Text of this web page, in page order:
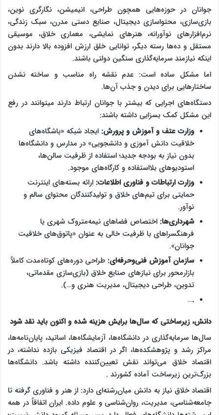
جوانان در حوزه‌هایی همچون طراحی، انیمیشن، نگارگری نوین،
بازی‌سازی، محتواسازی دیجیتال، صنایع دستی مدرن، سبک زندگی،
نرم‌افزارهای نوآورانه، هنرهای نمایشی، معماری خلاق، موسیقی
مستقل و ده‌ها رسته دیگر، توانایی خلق ارزش افزوده بالا دارند بدون
اینکه نیازمند سرمایه‌گذاری سنگین دولتی باشند.
اما مشکل ساده است: عدم نقشه راه مناسب و ساخته نشدن
ساختارهایی برای دیدن و جذب آن‌ها.
دستگاه‌های اجرایی که بیشتر با جوانان ارتباط دارند میتوانند در رفع
این مشکل کمک بسزایی داشته باشند:
وزارت عتف و آموزش و پرورش: ایجاد شبکه «باشگاه‌های
خلاقیت دانش آموزی و دانشجویی» در مدارس و دانشگاه‌ها
بدون نیاز به بودجه جدید؛ استفاده از ظرفیت سالن‌ها،
استودیوهای بلااستفاده و کارگاه‌های موجود.
وزارت ارتباطات و فناوری اطلاعات: ارائه بسته‌های اینترنت
حمایتی برای تیم‌های خلاق و تولیدکنندگان محتوای سالم و
نوآور.
شهرداری‌ها: اختصاص فضاهای نیمه‌متروک شهری یا
فرهنگسراهای با ظرفیت خالی به عنوان «پاتوق‌های خلاقیت
جوانان».
سازمان آموزش فنی‌وحرفه‌ای: طراحی دوره‌های کوتاه‌مدت کاملاً
بازارمحور برای نیازهای صنایع خلاق (بازی‌سازی مقدماتی،
تدوین، طراحی دیجیتال، مدیریت هنری و…).
.
…
دانش، زیرساختی که سال‌ها برایش هزینه شده و اکنون باید نقد شود
سال‌ها سرمایه‌گذاری در دانشگاه‌ها، آزمایشگاه‌ها، اساتید، پایان‌نامه‌ها،
مراکز رشد و پژوهشکده‌ها، اگر در اقتصاد فیزیکی بازده نداشته، در
اقتصاد خلاق می‌تواند نقش تعیین‌کننده داشته باشد. دانشگاه‌ها
بزرگ‌ترین زیرساخت آماده کشورند .
اقتصاد خلاق نیاز به دانش میان‌رشته‌ای دارد: از هنر و فناوری گرفته تا
جامعه‌شناسی، مدیریت، روان‌شناسی و علوم داده. ایران اتفاقاً در همه